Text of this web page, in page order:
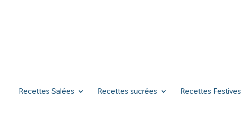
Recettes Salées Recettes sucrées Recettes Festives